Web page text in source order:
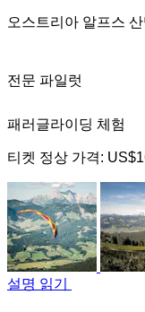
오스트리아 알프스
전문 파일럿
패러글라이딩 체험
티켓 정상 가격:
설명 읽기